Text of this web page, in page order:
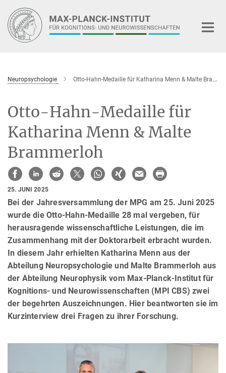
Hauptinhalt
Neuropsychologie Otto-Hahn-Medaille für Katharina Menn & Malte Brammerloh
Otto-Hahn-Medaille für
Katharina Menn & Malte
Brammerloh
25. JUNI 2025
Bei der Jahresversammlung der MPG am 25. Juni 2025
wurde die Otto-Hahn-Medaille 28 mal vergeben, für
herausragende wissenschaftliche Leistungen, die im
Zusammenhang mit der Doktorarbeit erbracht wurden.
In diesem Jahr erhielten Katharina Menn aus der
Abteilung Neuropsychologie und Malte Brammerloh aus
der Abteilung Neurophysik vom Max-Planck-Institut für
Kognitions- und Neurowissenschaften (MPI CBS) zwei
der begehrten Auszeichnungen. Hier beantworten sie im
Kurzinterview drei Fragen zu ihrer Forschung.